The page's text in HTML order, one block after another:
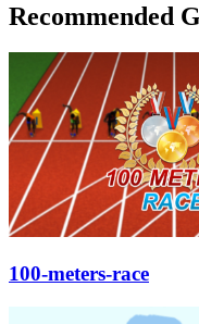
Recommended
100-meters-race